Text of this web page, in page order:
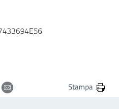
pagina su Facebook
questa pagina su Twitter
Condividi questa pagina su Linkedin
Condividi questa pagina via
Stampa